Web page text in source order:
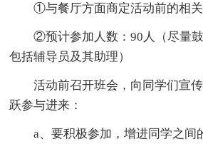
①与餐厅方面商定活动前的相关
②预计参加人数：90人（尽量
包括辅导员及其助理）
活动前召开班会，向同学们宣
跃参与进来：
a、要积极参加，增进同学之间